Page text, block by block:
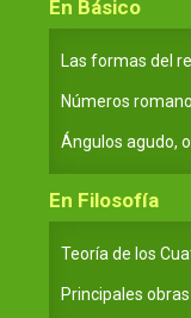
En Básico
Las formas del
Números
Ángulos agudo,
En Filosofía
Teoría de los
Principales